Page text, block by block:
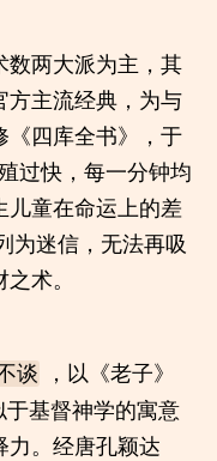
数两大派为主，其
方主流经典，为与
《四库全书》，于
过快，每一分钟均
童在命运上的差
为迷信，无法再吸
术。
谈
，以《老子》
基督神学的寓意
力。经唐孔颖达